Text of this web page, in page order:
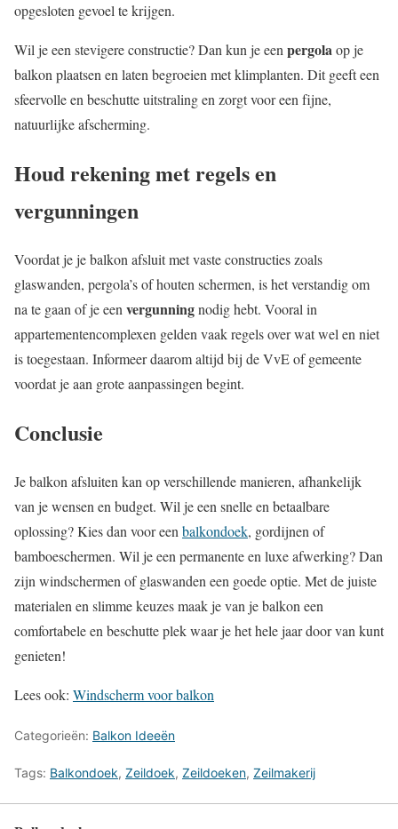
opgesloten gevoel te krijgen.
Wil je een stevigere constructie? Dan kun je eenpergolaop je
balkon plaatsen en laten begroeien met klimplanten. Dit geeft een
sfeervolle en beschutte uitstraling en zorgt voor een fijne,
natuurlijke afscherming.
Houd rekening met regels en
vergunningen
Voordat je je balkon afsluit met vaste constructies zoals
glaswanden, pergola’s of houten schermen, is het verstandig om
na te gaan of je een vergunningnodig hebt. Vooral in
appartementencomplexen gelden vaak regels over wat wel en niet
is toegestaan. Informeer daarom altijd bij de VvE of gemeente
voordat je aan grote aanpassingen begint.
Conclusie
Je balkon afsluiten kan op verschillende manieren, afhankelijk
van je wensen en budget. Wil je een snelle en betaalbare
oplossing? Kies dan voor een balkondoek, gordijnen of
bamboeschermen. Wil je een permanente en luxe afwerking? Dan
zijn windschermen of glaswanden een goede optie. Met de juiste
materialen en slimme keuzes maak je van je balkon een
comfortabele en beschutte plek waar je het hele jaar door van kunt
genieten!
Lees ook: Windscherm voor balkon
Categorieën: Balkon Ideeën
Tags: Balkondoek, Zeildoek, Zeildoeken, Zeilmakerij